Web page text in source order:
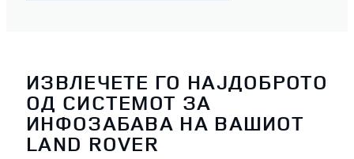
ИЗВЛЕЧЕТЕ ГО НАЈДОБРОТО
ОД СИСТЕМОТ ЗА
ИНФОЗАБАВА НА ВАШИОТ
LAND ROVER